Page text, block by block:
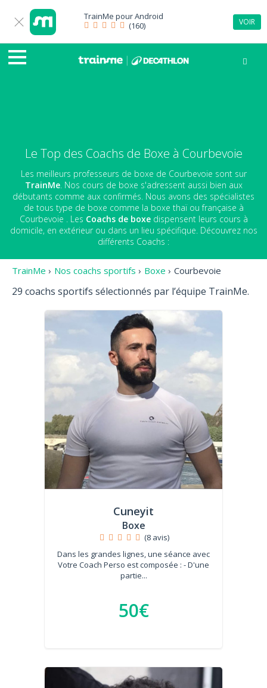
TrainMe pourAndroid
(160)
VOIR
Le Top des Coachs de Boxe à Courbevoie
Les meilleurs professeurs de boxe de Courbevoie sont sur
TrainMe. Nos cours de boxe s'adressent aussi bien aux
débutants comme aux confirmés. Nous avons des spécialistes
de tous type de boxe comme la boxe thaï ou française à
Courbevoie . Les Coachs de boxedispensent leurs cours à
domicile, en extérieur ou dans un lieu spécifique. Découvrez nos
différents Coachs :
TrainMe › Nos coachs sportifs › Boxe › Courbevoie
29 coachs sportifs sélectionnés par l’équipe TrainMe.
Cuneyit
Boxe
(8 avis)
Dans les grandes lignes, une séance avec
Votre Coach Perso est composée : - D'une
partie...
50€